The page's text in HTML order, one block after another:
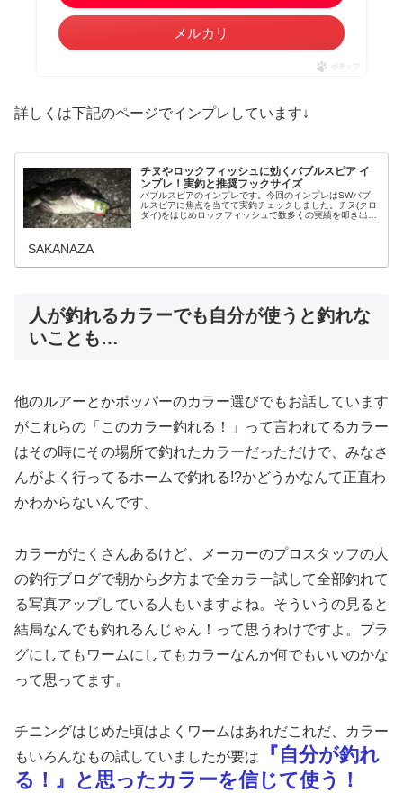
メルカリ
ポチップ
詳しくは下記のページでインプレしています↓
チヌやロックフィッシュに効くバブルスピア イ
ンプレ！実釣と推奨フックサイズ
バブルスピアのインプレです。今回のインプレはSWバブ
ルスピアに焦点を当てて実釣チェックしました。チヌ(クロ
ダイ)をはじめロックフィッシュで数多くの実績を叩き出し
SAKANAZA
人が釣れるカラーでも自分が使うと釣れな
いことも…
他のルアーとかポッパーのカラー選びでもお話しています
がこれらの「このカラー釣れる！」って言われてるカラー
はその時にその場所で釣れたカラーだっただけで、みなさ
んがよく行ってるホームで釣れる!?かどうかなんて正直わ
かわからないんです。
カラーがたくさんあるけど、メーカーのプロスタッフの人
の釣行ブログで朝から夕方まで全カラー試して全部釣れて
る写真アップしている人もいますよね。そういうの見ると
結局なんでも釣れるんじゃん！って思うわけですよ。プラ
グにしてもワームにしてもカラーなんか何でもいいのかな
って思ってます。
チニングはじめた頃はよくワームはあれだこれだ、カラー
もいろんなもの試していましたが要は
『自分が釣れ
る！』と思ったカラーを信じて使う！